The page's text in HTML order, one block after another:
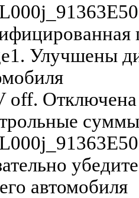
Улучшены
off. Отключена
автомобиля